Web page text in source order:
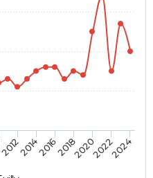
201420162018202020222024